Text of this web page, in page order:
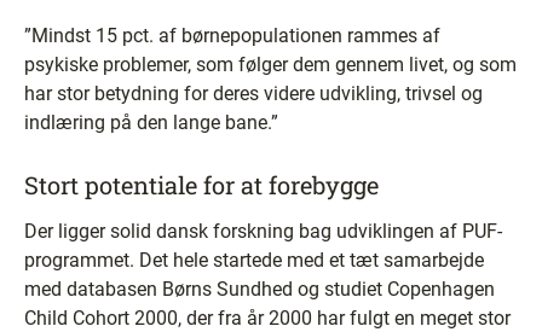
”Mindst 15 pct. af børnepopulationen rammes af
psykiske problemer, som følger dem gennem livet, og som
har stor betydning for deres videre udvikling, trivsel og
indlæring på den lange bane.”
Stort potentiale for at forebygge
Der ligger solid dansk forskning bag udviklingen af PUF-
programmet. Det hele startede med et tæt samarbejde
med databasen Børns Sundhed og studiet Copenhagen
Child Cohort 2000, der fra år 2000 har fulgt en meget stor